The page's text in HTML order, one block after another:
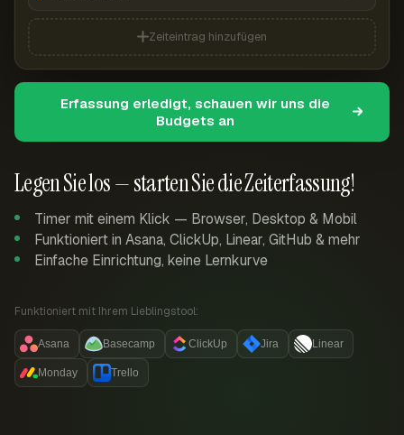
Legen Sie los — starten Sie die Zeiterfassung!
Timer mit einem Klick — Browser, Desktop & Mobil
Funktioniert in Asana, ClickUp, Linear, GitHub & mehr
Einfache Einrichtung, keine Lernkurve
Funktioniert mit Ihrem Lieblingstool:
Asana Basecamp ClickUp Jira Linear
Monday Trello
Zeiteintrag hinzufügen
Erfassung erledigt, schauen wir uns die
Budgets an